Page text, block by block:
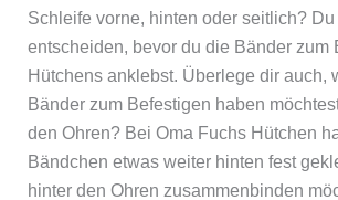
Schleife vorne, hinten oder seitlich?
entscheiden, bevor du die Bänder zum
Hütchens anklebst. Überlege dir auch,
Bänder zum Befestigen haben
den Ohren? Bei Oma Fuchs Hütchen
Bändchen etwas weiter hinten fest
hinter den Ohren zusammenbinden